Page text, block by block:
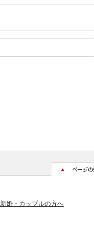
新婚・カップルの方へ